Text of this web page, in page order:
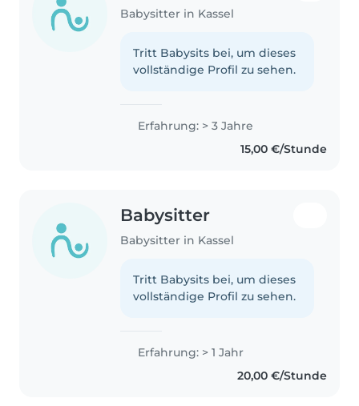
Babysitter in Kassel
Tritt Babysits bei, um dieses
vollständige Profil zu sehen.
Erfahrung: > 3 Jahre
15,00 €/Stunde
Babysitter
Babysitter in Kassel
Tritt Babysits bei, um dieses
vollständige Profil zu sehen.
Erfahrung: > 1 Jahr
20,00 €/Stunde